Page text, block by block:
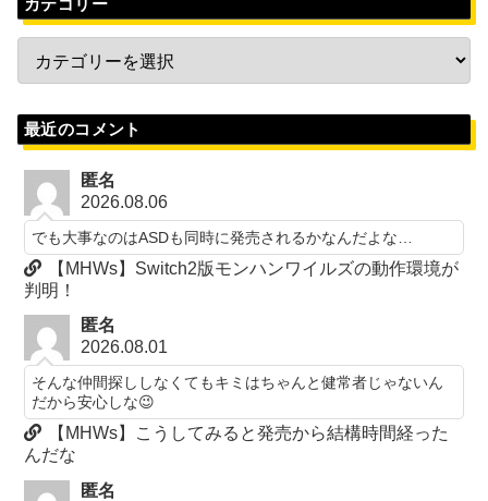
最近のコメント
匿名
2026.08.06
でも大事なのはASDも同時に発売されるかなんだよな…
【MHWs】Switch2版モンハンワイルズの動作環境が
判明！
匿名
2026.08.01
そんな仲間探ししなくてもキミはちゃんと健常者じゃないん
だから安心しな😉
【MHWs】こうしてみると発売から結構時間経った
んだな
匿名